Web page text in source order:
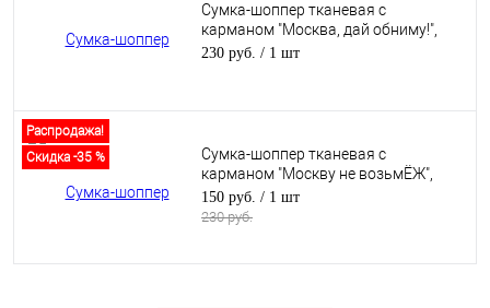
Сумка-шоппер тканевая с
карманом "Москва, дай обниму!",
черная, 305х395 мм
230 руб. / 1 шт
Распродажа!
Скидка -35 %
Сумка-шоппер тканевая с
карманом "Москву не возьмЁЖ",
черная, 305х395 мм
150 руб. / 1 шт
230 руб.